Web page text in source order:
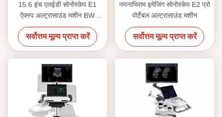
15.6 इंच एलईडी सोनोस्केप E1
ऍक्स्प अल्ट्रासाउंड मशीन BW
अल्ट्रासाउंड
सर्वोत्तम मूल्य प्राप्त करें
नयनाभिराम इमेजिंग सोनोस्केप E2 प्रो
पोर्टेबल अल्ट्रासाउंड मशीन
सर्वोत्तम मूल्य प्राप्त करें